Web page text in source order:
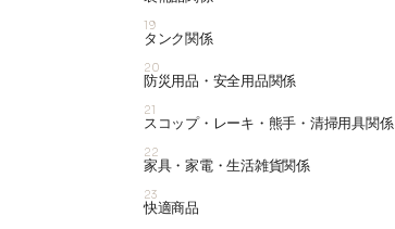
19
タンク関係
20
防災用品・安全用品関係
21
スコップ・レーキ・熊手・清掃用具関係
22
家具・家電・生活雑貨関係
23
快適商品